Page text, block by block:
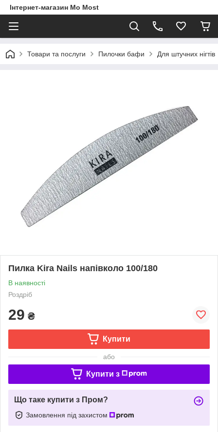
Інтернет-магазин Mo Most
Товари та послуги Пилочки бафи Для штучних нігтів
Пилка Kira Nails напівколо 100/180
В наявності
Роздріб
29 ₴
Купити
або
Купити з
Що таке купити з Пром?
Замовлення під захистом